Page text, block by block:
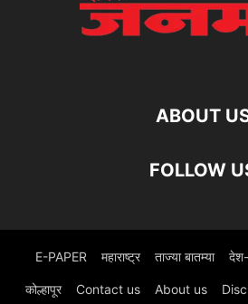
ABOUT
FOLLOW
E-PAPER महाराष्ट्र ताज्या बातम्या
कोल्हापूर Contact us About us